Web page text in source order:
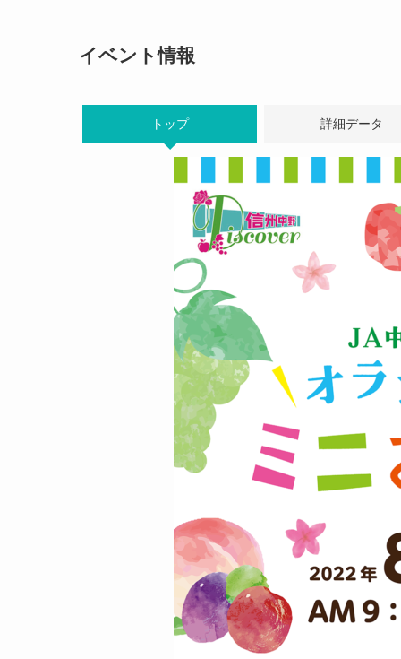
イベント情報
トップ 詳細データ